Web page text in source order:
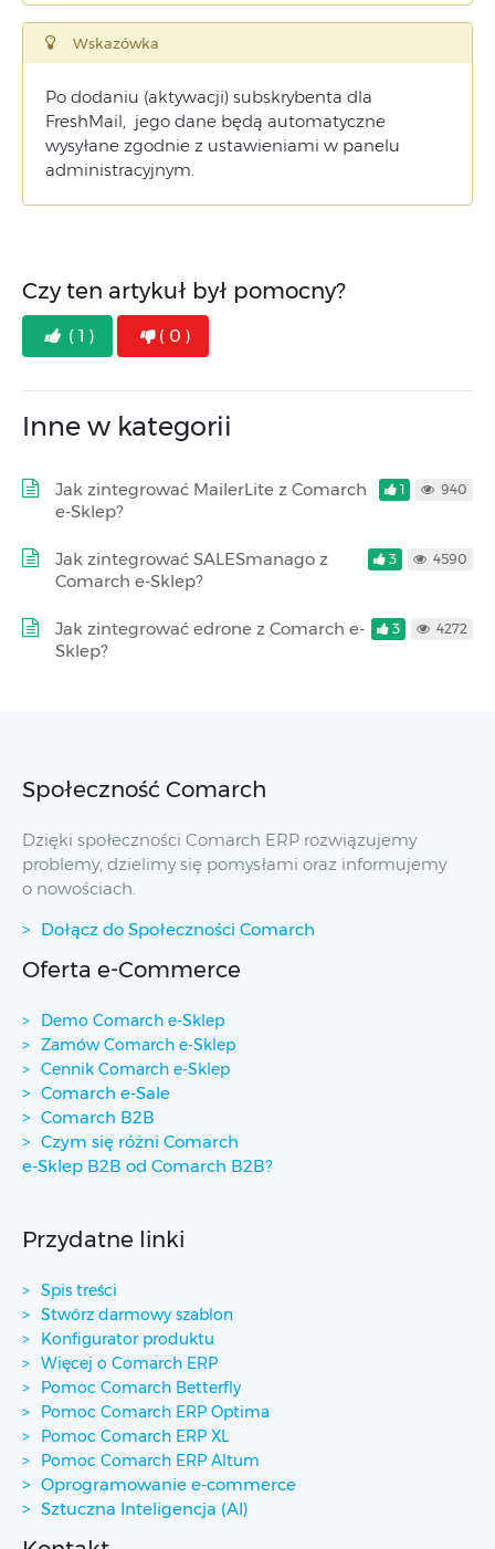
Wskazówka
Po dodaniu (aktywacji) subskrybenta dla
FreshMail, jego dane będą automatyczne
wysyłane zgodnie z ustawieniami w panelu
administracyjnym.
Czy ten artykuł był pomocny?
( 1 ) ( 0 )
Inne w kategorii
Jak zintegrować MailerLite z Comarch
e-Sklep?
1 940
Jak zintegrować SALESmanago z
Comarch e-Sklep?
3 4590
Jak zintegrować edrone z Comarch e-
Sklep?
3 4272
Społeczność Comarch
Dzięki społeczności Comarch ERP rozwiązujemy
problemy, dzielimy się pomysłami oraz informujemy
o nowościach.
Dołącz do Społeczności Comarch
Oferta e-Commerce
Demo Comarch e-Sklep
Zamów Comarch e-Sklep
Cennik Comarch e-Sklep
Comarch e-Sale
Comarch B2B
Czym się różni Comarch
e-Sklep B2B od Comarch B2B?
Przydatne linki
Spis treści
Stwórz darmowy szablon
Konfigurator produktu
Więcej o Comarch ERP
Pomoc Comarch Betterfly
Pomoc Comarch ERP Optima
Pomoc Comarch ERP XL
Pomoc Comarch ERP Altum
Oprogramowanie e-commerce
Sztuczna Inteligencja (AI)